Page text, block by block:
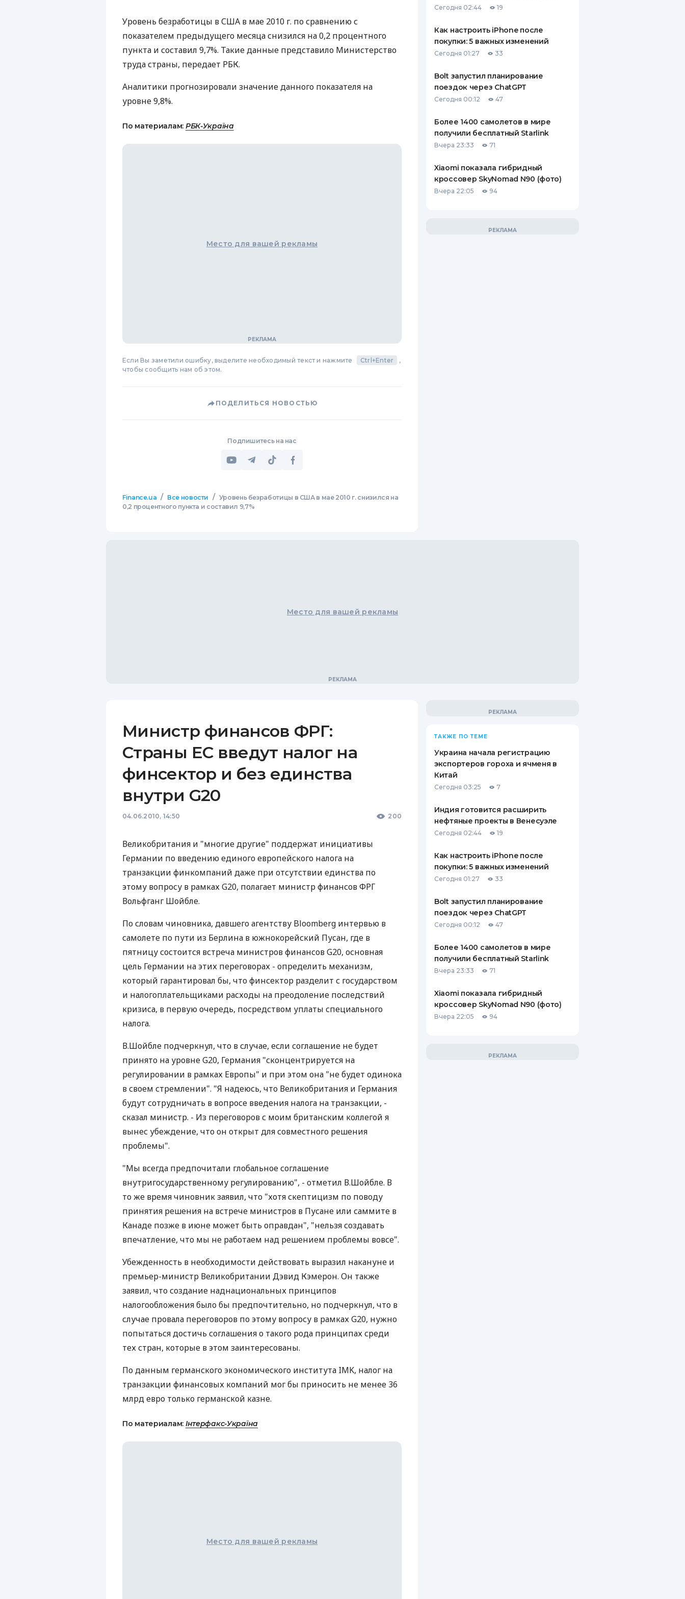
КЕШБЭКА
БАНКОВСКИМ КАРТАМ
ВСЕ СТРАХОВЫЕ ПОЛИСЫ
ОТЗЫВЫ О СТРАХОВЫХ
КОМПАНИЯХ
КОНТАКТЫ
Уровень безработицы в США в мае 2010 г. по сравнению с
показателем предыдущего месяца снизился на 0,2 процентного
пункта и составил 9,7%. Такие данные представило Министерство
труда страны, передает РБК.
Аналитики прогнозировали значение данного показателя на
уровне 9,8%.
По материалам: РБК-Україна
Место для вашей рекламы
Если Вы заметили ошибку, выделите необходимый текст и нажмите Ctrl+Enter
,
чтобы сообщить нам об этом.
ПОДЕЛИТЬСЯ НОВОСТЬЮ
Подпишитесь на нас
Finance.ua / Все новости / Уровень безработицы в США в мае 2010 г. снизился на
0,2 процентного пункта и составил 9,7%
Сегодня 02:44 19
Как настроить iPhone после
покупки: 5 важных изменений
Сегодня 01:27 33
Bolt запустил планирование
поездок через ChatGPT
Сегодня 00:12 47
Более 1400 самолетов в мире
получили бесплатный Starlink
Вчера 23:33 71
Xiaomi показала гибридный
кроссовер SkyNomad N90 (фото)
Вчера 22:05 94
Место для вашей рекламы
Министр финансов ФРГ:
Страны ЕС введут налог на
финсектор и без единства
внутри G20
04.06.2010, 14:50 200
Великобритания и "многие другие" поддержат инициативы
Германии по введению единого европейского налога на
транзакции финкомпаний даже при отсутствии единства по
этому вопросу в рамках G20, полагает министр финансов ФРГ
Вольфганг Шойбле.
По словам чиновника, давшего агентству Bloomberg интервью в
самолете по пути из Берлина в южнокорейский Пусан, где в
пятницу состоится встреча министров финансов G20, основная
цель Германии на этих переговорах - определить механизм,
который гарантировал бы, что финсектор разделит с государством
и налогоплательщиками расходы на преодоление последствий
кризиса, в первую очередь, посредством уплаты специального
налога.
В.Шойбле подчеркнул, что в случае, если соглашение не будет
принято на уровне G20, Германия "сконцентрируется на
регулировании в рамках Европы" и при этом она "не будет одинока
в своем стремлении". "Я надеюсь, что Великобритания и Германия
будут сотрудничать в вопросе введения налога на транзакции, -
сказал министр. - Из переговоров с моим британским коллегой я
вынес убеждение, что он открыт для совместного решения
проблемы".
"Мы всегда предпочитали глобальное соглашение
внутригосударственному регулированию", - отметил В.Шойбле. В
то же время чиновник заявил, что "хотя скептицизм по поводу
принятия решения на встрече министров в Пусане или саммите в
Канаде позже в июне может быть оправдан", "нельзя создавать
впечатление, что мы не работаем над решением проблемы вовсе".
Убежденность в необходимости действовать выразил накануне и
премьер-министр Великобритании Дэвид Кэмерон. Он также
заявил, что создание наднациональных принципов
налогообложения было бы предпочтительно, но подчеркнул, что в
случае провала переговоров по этому вопросу в рамках G20, нужно
попытаться достичь соглашения о такого рода принципах среди
тех стран, которые в этом заинтересованы.
По данным германского экономического института IMK, налог на
транзакции финансовых компаний мог бы приносить не менее 36
млрд евро только германской казне.
По материалам: Інтерфакс-Україна
Место для вашей рекламы
ТАКЖЕ ПО ТЕМЕ
Украина начала регистрацию
экспортеров гороха и ячменя в
Китай
Сегодня 03:25 7
Индия готовится расширить
нефтяные проекты в Венесуэле
Сегодня 02:44 19
Как настроить iPhone после
покупки: 5 важных изменений
Сегодня 01:27 33
Bolt запустил планирование
поездок через ChatGPT
Сегодня 00:12 47
Более 1400 самолетов в мире
получили бесплатный Starlink
Вчера 23:33 71
Xiaomi показала гибридный
кроссовер SkyNomad N90 (фото)
Вчера 22:05 94